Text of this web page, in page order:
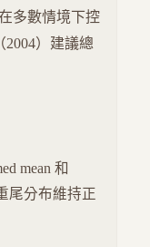
多數情境下控
2004）建議總
mean 和
尾分布維持正